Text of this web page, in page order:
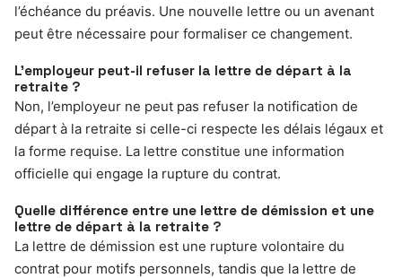
l’échéance du préavis. Une nouvelle lettre ou un avenant
peut être nécessaire pour formaliser ce changement.
L’employeur peut-il refuser la lettre de départ à la
retraite ?
Non, l’employeur ne peut pas refuser la notification de
départ à la retraite si celle-ci respecte les délais légaux et
la forme requise. La lettre constitue une information
officielle qui engage la rupture du contrat.
Quelle différence entre une lettre de démission et une
lettre de départ à la retraite ?
La lettre de démission est une rupture volontaire du
contrat pour motifs personnels, tandis que la lettre de